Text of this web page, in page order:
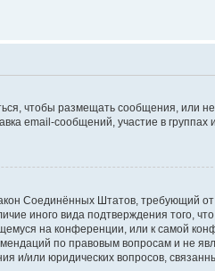
чтобы размещать сообщения, или
email-сообщений, участие в группах
Соединённых Штатов, требующий от
иного вида подтверждения того,
на конференции, или к самой
по правовым вопросам и не
и/или юридических вопросов,